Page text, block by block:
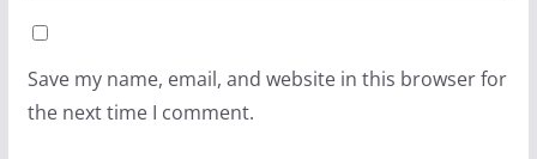
Save my name, email, and website in this browser for
the next time I comment.